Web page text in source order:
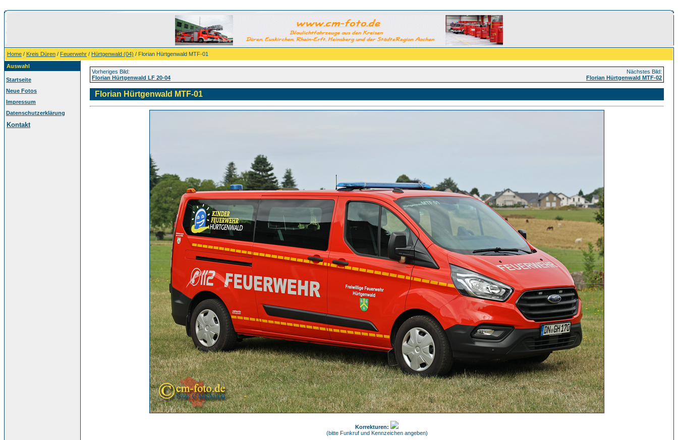
Home / Kreis Düren / Feuerwehr / Hürtgenwald (04) / Florian Hürtgenwald MTF-01
Auswahl
Startseite
Neue Fotos
Impressum
Datenschutzerklärung
Kontakt
Vorheriges Bild:
Florian Hürtgenwald LF 20-04
Nächstes Bild:
Florian Hürtgenwald MTF-02
Florian Hürtgenwald MTF-01
Korrekturen:
(bitte Funkruf und Kennzeichen angeben)